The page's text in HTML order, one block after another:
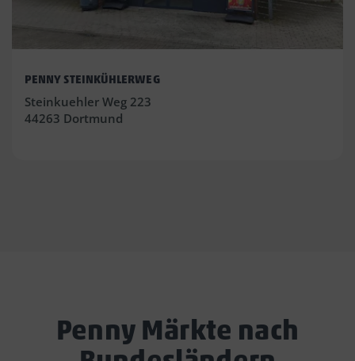
PENNY STEINKÜHLERWEG
Steinkuehler Weg 223
44263 Dortmund
Penny Märkte nach